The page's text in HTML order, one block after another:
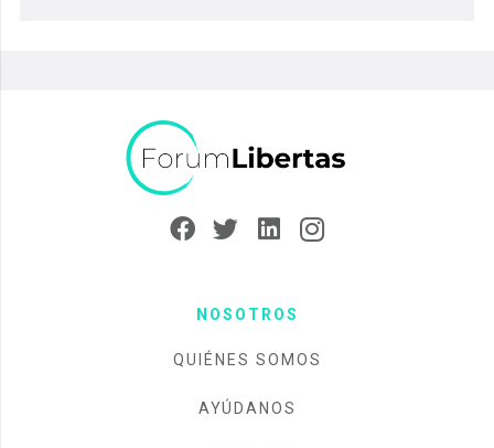
NOSOTROS
QUIÉNES SOMOS
AYÚDANOS